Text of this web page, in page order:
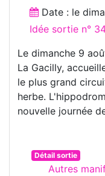
Date : le
Idée sortie n°
Le dimanche 9
La Gacilly,
le plus grand
herbe.
nouvelle journée
Détail sortie
Autres